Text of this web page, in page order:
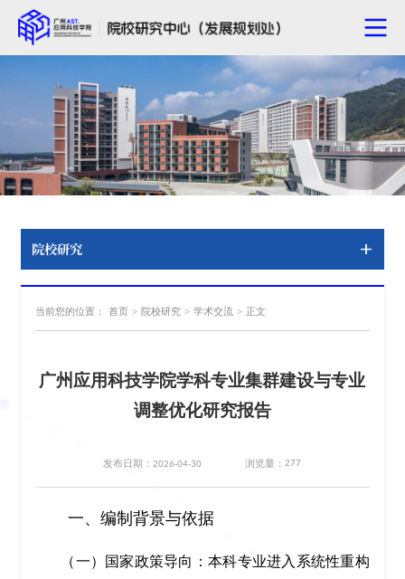
院校研究
当前您的位置： 首页 > 院校研究 > 学术交流 > 正文
广州应用科技学院学科专业集群建设与专业
调整优化研究报告
发布日期：2026-04-30 浏览量：277
一、编制背景与依据
（一）国家政策导向：本科专业进入系统性重构